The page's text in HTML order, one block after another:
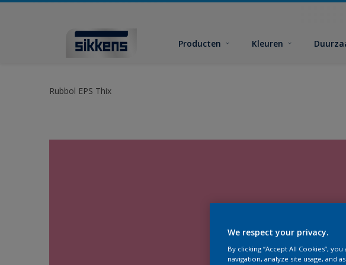
Producten Kleuren
Rubbol EPS Thix
We respect your privacy.
By clicking “Accept All Cookies”,
navigation, analyze site usage, and